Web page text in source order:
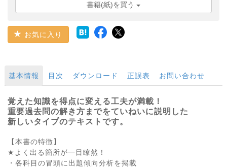
書籍(紙)を買う
お気に入り
基本情報 目次 ダウンロード 正誤表 お問い合わせ
覚えた知識を得点に変える工夫が満載！
重要過去問の解き方までをていねいに説明した
新しいタイプのテキストです。
【本書の特徴】
★よく出る箇所が一目瞭然！
・各科目の冒頭に出題傾向分析を掲載